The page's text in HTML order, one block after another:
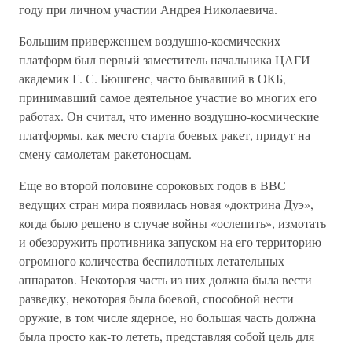
году при личном участии Андрея Николаевича.
Большим приверженцем воздушно-космических
платформ был первый заместитель начальника ЦАГИ
академик Г. С. Бюшгенс, часто бывавший в ОКБ,
принимавший самое деятельное участие во многих его
работах. Он считал, что именно воздушно-космические
платформы, как место старта боевых ракет, придут на
смену самолетам-ракетоносцам.
Еще во второй половине сороковых годов в ВВС
ведущих стран мира появилась новая «доктрина Дуэ»,
когда было решено в случае войны «ослепить», измотать
и обезоружить противника запуском на его территорию
огромного количества беспилотных летательных
аппаратов. Некоторая часть из них должна была вести
разведку, некоторая была боевой, способной нести
оружие, в том числе ядерное, но большая часть должна
была просто как-то лететь, представляя собой цель для